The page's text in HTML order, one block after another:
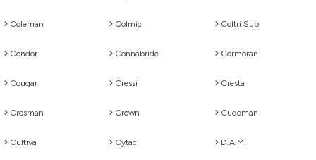
Coleman Colmic Coltri Sub
Condor Connabride Cormoran
Cougar Cressi Cresta
Crosman Crown Cudeman
Cultiva Cytac D.A.M.